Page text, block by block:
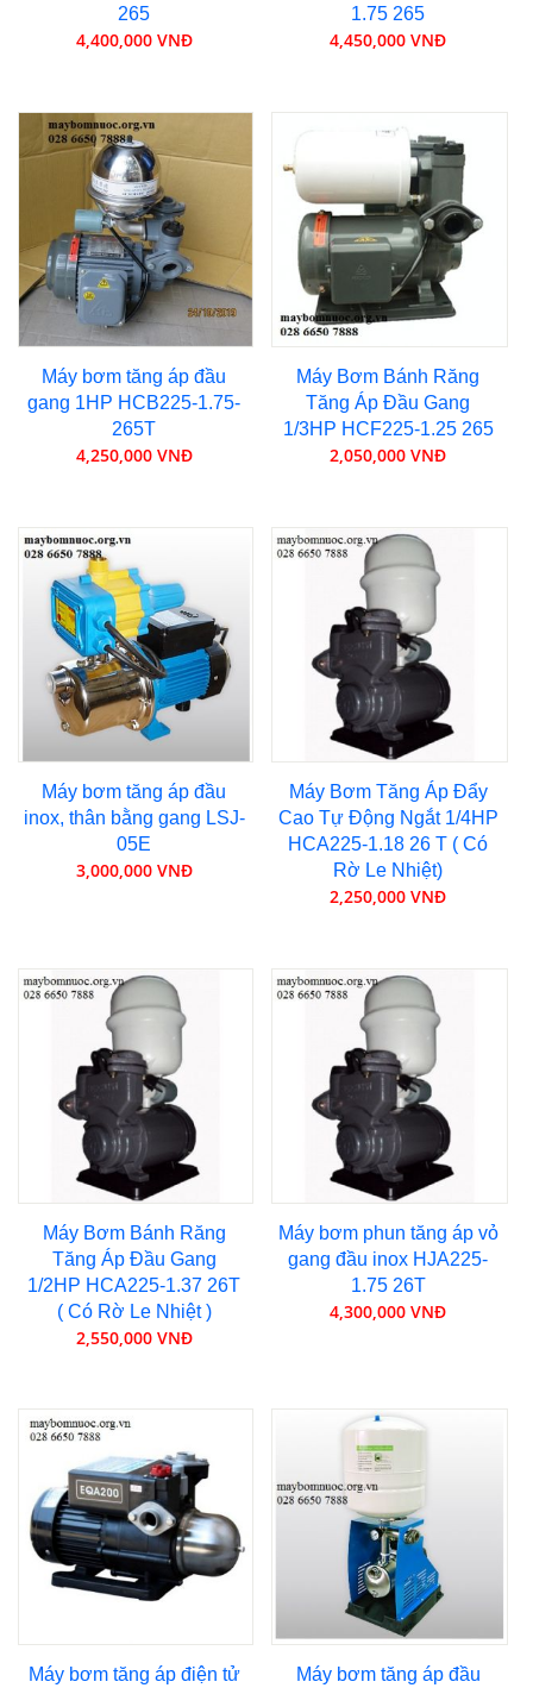
265
4,400,000 VNĐ
1.75 265
4,450,000 VNĐ
Máy bơm tăng áp đầu
gang 1HP HCB225-1.75-
265T
4,250,000 VNĐ
Máy Bơm Bánh Răng
Tăng Áp Đầu Gang
1/3HP HCF225-1.25 265
2,050,000 VNĐ
Máy bơm tăng áp đầu
inox, thân bằng gang LSJ-
05E
3,000,000 VNĐ
Máy Bơm Tăng Áp Đẩy
Cao Tự Động Ngắt 1/4HP
HCA225-1.18 26 T ( Có
Rờ Le Nhiệt)
2,250,000 VNĐ
Máy Bơm Bánh Răng
Tăng Áp Đầu Gang
1/2HP HCA225-1.37 26T
( Có Rờ Le Nhiệt )
2,550,000 VNĐ
Máy bơm phun tăng áp vỏ
gang đầu inox HJA225-
1.75 26T
4,300,000 VNĐ
Máy bơm tăng áp điện tử
Máy bơm tăng áp đầu